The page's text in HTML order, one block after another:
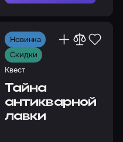
Новинка
Скидки
Квест
Тайна
антикварной
лавки